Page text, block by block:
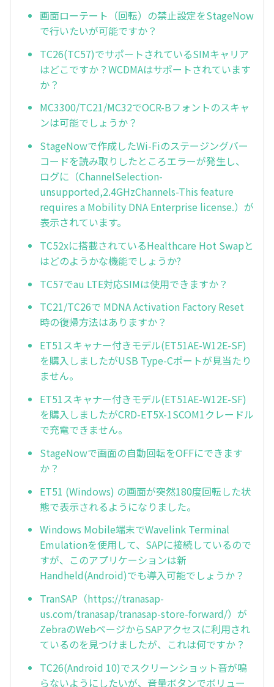
画面ローテート（回転）の禁止設定をStageNow
で行いたいが可能ですか？
TC26(TC57)でサポートされているSIMキャリア
はどこですか？WCDMAはサポートされています
か？
MC3300/TC21/MC32でOCR-Bフォントのスキャ
ンは可能でしょうか？
StageNowで作成したWi-Fiのステージングバー
コードを読み取りしたところエラーが発生し、
ログに（ChannelSelection-
unsupported,2.4GHzChannels-This feature
requires a Mobility DNA Enterprise license.）が
表示されています。
TC52xに搭載されているHealthcare Hot Swapと
はどのようかな機能でしょうか?
TC57でau LTE対応SIMは使用できますか？
TC21/TC26で MDNA Activation Factory Reset
時の復帰方法はありますか？
ET51スキャナー付きモデル(ET51AE-W12E-SF)
を購入しましたがUSB Type-Cポートが見当たり
ません。
ET51スキャナー付きモデル(ET51AE-W12E-SF)
を購入しましたがCRD-ET5X-1SCOM1クレードル
で充電できません。
StageNowで画面の自動回転をOFFにできます
か？
ET51 (Windows) の画面が突然180度回転した状
態で表示されるようになりました。
Windows Mobile端末でWavelink Terminal
Emulationを使用して、SAPに接続しているので
すが、このアプリケーションは新
Handheld(Android)でも導入可能でしょうか？
TranSAP（https://tranasap-
us.com/tranasap/tranasap-store-forward/）が
ZebraのWebページからSAPアクセスに利用され
ているのを見つけましたが、これは何ですか？
TC26(Android 10)でスクリーンショット音が鳴
らないようにしたいが、音量ボタンでボリュー